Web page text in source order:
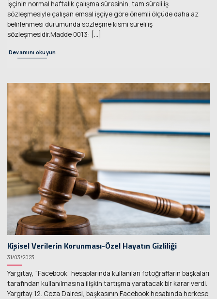
İşçinin normal haftalık çalışma süresinin, tam süreli iş
sözleşmesiyle çalışan emsal işçiye göre önemli ölçüde daha az
belirlenmesi durumunda sözleşme kısmi süreli iş
sözleşmesidir.Madde 0013: [...]
Devamını okuyun
Kişisel Verilerin Korunması-Özel Hayatın Gizliliği
31/03/2023
Yargıtay, “Facebook” hesaplarında kullanılan fotoğrafların başkaları
tarafından kullanılmasına ilişkin tartışma yaratacak bir karar verdi.
Yargıtay 12. Ceza Dairesi, başkasının Facebook hesabında herkese